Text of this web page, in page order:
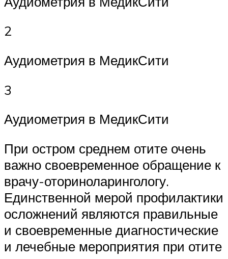
2
Аудиометрия в МедикСити
3
Аудиометрия в МедикСити
При остром среднем отите очень
важно своевременное обращение к
врачу-оториноларингологу.
Единственной мерой профилактики
осложнений являются правильные
и своевременные диагностические
и лечебные мероприятия при отите